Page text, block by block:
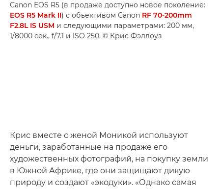
Canon EOS R5 (в продаже доступно новое поколение:
EOS R5 Mark II) с объективом Canon RF 70-200mm
F2.8L IS USM и следующими параметрами: 200 мм,
1/8000 сек., f/7.1 и ISO 250. © Крис Фэллоуз
Крис вместе с женой Моникой используют
деньги, заработанные на продаже его
художественных фотографий, на покупку земли
в Южной Африке, где они защищают дикую
природу и создают «экодуки». «Однако самая